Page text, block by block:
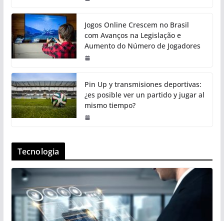
Jogos Online Crescem no Brasil
com Avanços na Legislação e
Aumento do Número de Jogadores
Pin Up y transmisiones deportivas:
¿es posible ver un partido y jugar al
mismo tiempo?
Tecnologia